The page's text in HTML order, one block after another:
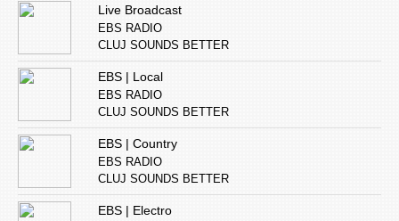
Live Broadcast
EBS RADIO
CLUJ SOUNDS BETTER
EBS | Local
EBS RADIO
CLUJ SOUNDS BETTER
EBS | Country
EBS RADIO
CLUJ SOUNDS BETTER
EBS | Electro